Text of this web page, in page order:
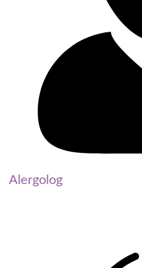
Alergolog